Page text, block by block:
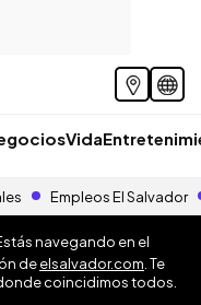
Vida
Empleos El Salvador
navegando en el
deelsalvador.com . Te
coincidimos todos.